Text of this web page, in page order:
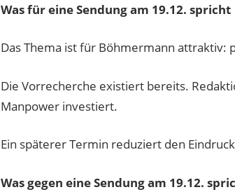
Was für eine Sendung am 19.12. spricht
Das Thema ist für Böhmermann attraktiv:
Die Vorrecherche existiert bereits.
Manpower investiert.
Ein späterer Termin reduziert den
Was gegen eine Sendung am 19.12.